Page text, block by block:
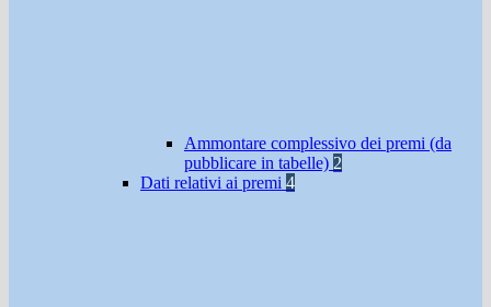
Ammontare complessivo dei premi (da
pubblicare in tabelle) 2
Dati relativi ai premi 4